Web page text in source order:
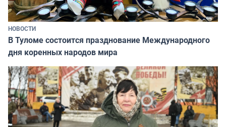
НОВОСТИ
В Туломе состоится празднование Международного
дня коренных народов мира